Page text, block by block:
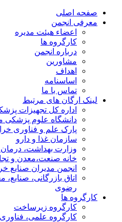
صفحه اصلی
معرفی انجمن
اعضاء هیئت مدیره
کارگروه ها
درباره انجمن
مشاورین
اهداف
اساسنامه
تماس با ما
لینک ارگان های مرتبط
اداره کل تجهیزات
دانشگاه علوم پزشکی
پارک علم و فناوری
سازمان غذا و دارو
وزارت بهداشت،
خانه صنعت،معدن و
انجمن مدیران صنایع
اتاق بازرگانی،
رضوی
کارگروه ها
کارگروه زیرساخت
کارگروه علمی،